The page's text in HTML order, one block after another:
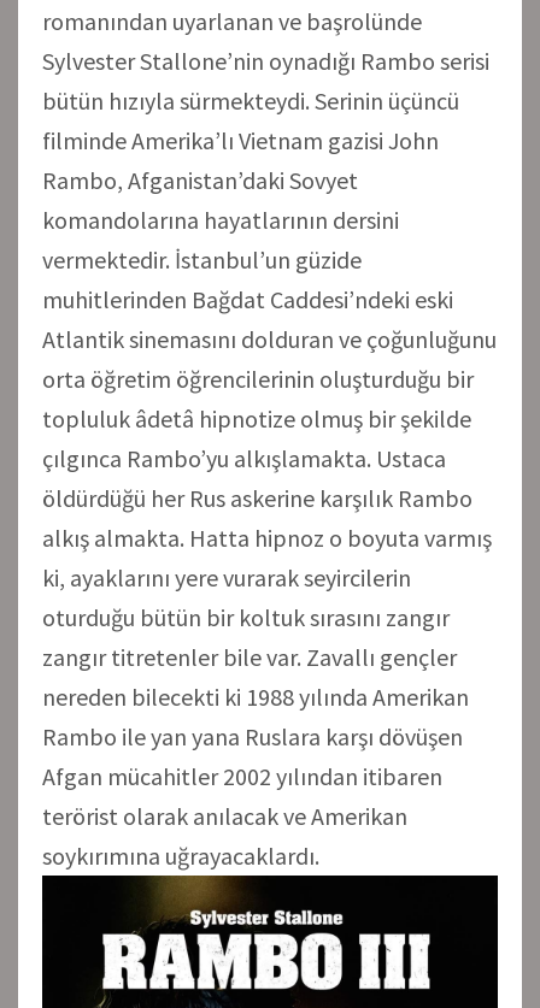
romanından uyarlanan ve başrolünde
Sylvester Stallone’nin oynadığı Rambo serisi
bütün hızıyla sürmekteydi. Serinin üçüncü
filminde Amerika’lı Vietnam gazisi John
Rambo, Afganistan’daki Sovyet
komandolarına hayatlarının dersini
vermektedir. İstanbul’un güzide
muhitlerinden Bağdat Caddesi’ndeki eski
Atlantik sinemasını dolduran ve çoğunluğunu
orta öğretim öğrencilerinin oluşturduğu bir
topluluk âdetâ hipnotize olmuş bir şekilde
çılgınca Rambo’yu alkışlamakta. Ustaca
öldürdüğü her Rus askerine karşılık Rambo
alkış almakta. Hatta hipnoz o boyuta varmış
ki, ayaklarını yere vurarak seyircilerin
oturduğu bütün bir koltuk sırasını zangır
zangır titretenler bile var. Zavallı gençler
nereden bilecekti ki 1988 yılında Amerikan
Rambo ile yan yana Ruslara karşı dövüşen
Afgan mücahitler 2002 yılından itibaren
terörist olarak anılacak ve Amerikan
soykırımına uğrayacaklardı.